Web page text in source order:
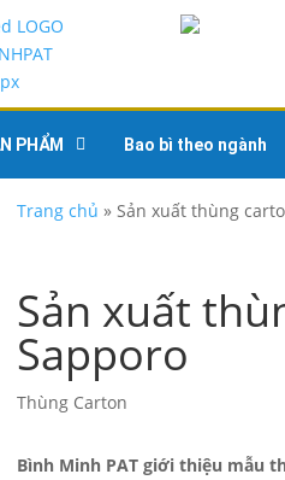
PHẨM Bao bì theo ngành
Trang chủ » Sản xuất thùng
Sản xuất
Sapporo
Thùng Carton
Bình Minh PAT giới thiệu mẫu